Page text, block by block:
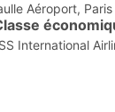
Aéroport, Paris
International